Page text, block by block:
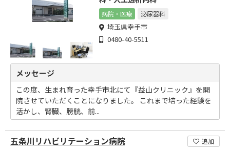
病院・医療 泌尿器科
埼玉県幸手市
0480-40-5511
メッセージ
この度、生まれ育った幸手市北にて『益山クリニック』を開
院させていただくことになりました。 これまで培った経験を
活かし、腎臓、膀胱、前...
五条川リハビリテーション病院 追加